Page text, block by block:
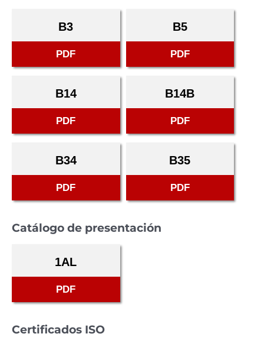
B3
PDF
B5
PDF
B14
PDF
B14B
PDF
B34
PDF
B35
PDF
Catálogo de presentación
1AL
PDF
Certificados ISO